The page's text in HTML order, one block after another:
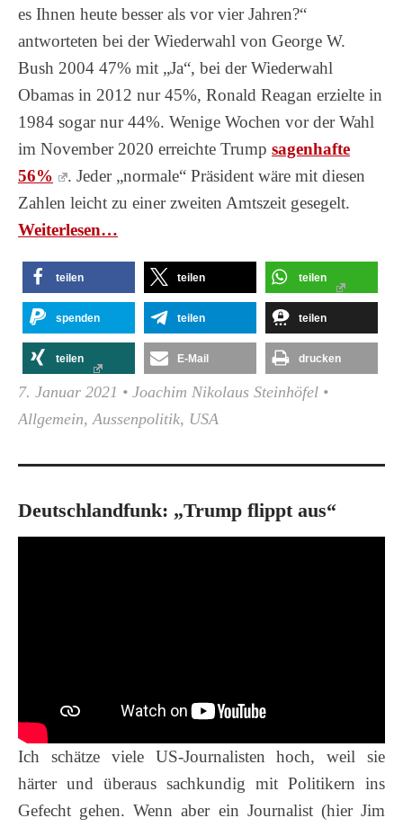
es Ihnen heute besser als vor vier Jahren?“
antworteten bei der Wiederwahl von George W.
Bush 2004 47% mit „Ja“, bei der Wiederwahl
Obamas in 2012 nur 45%, Ronald Reagan erzielte in
1984 sogar nur 44%. Wenige Wochen vor der Wahl
im November 2020 erreichte Trump sagenhafte
56%
. Jeder „normale“ Präsident wäre mit diesen
Zahlen leicht zu einer zweiten Amtszeit gesegelt.
Wei­ter­le­sen…
teilen teilen teilen
spenden teilen teilen
teilen E-Mail drucken
7. Januar 2021 • Joachim Nikolaus Steinhöfel •
Allgemein,Aussenpolitik, USA
Deutschlandfunk: „Trump flippt aus“
Ich schätze viele US-Journalisten hoch, weil sie
härter und überaus sachkundig mit Politikern ins
Gefecht gehen. Wenn aber ein Journalist (hier Jim